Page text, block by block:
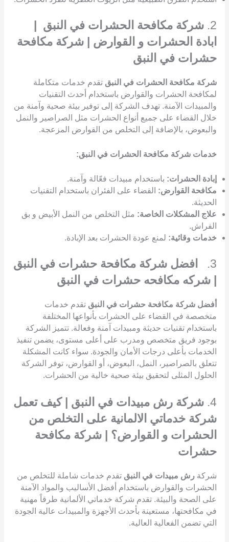
2. شركة مكافحة الحشرات في النبق |
ابادة الحشرات و القوارض | شركة مكافحة
حشرات في النبق
شركة مكافحة الحشرات في النبق تقدم خدمات متكاملة
لمكافحة الحشرات والقوارض باستخدام أحدث التقنيات
والمبيدات الآمنة. تهدف الشركة إلى توفير بيئة صحية وآمنة من
خلال القضاء على جميع أنواع الحشرات مثل الصراصير والنمل
والبعوض، بالإضافة إلى التخلص من القوارض المزعجة.
خدمات شركة مكافحة الحشرات في النبق:
إبادة الحشرات: باستخدام مبيدات فعّالة وآمنة.
مكافحة القوارض: القضاء على الفئران باستخدام التقنيات
الحديثة.
علاج المشكلات الخاصة: مثل التخلص من النمل الأبيض و بق
الفراش.
خدمات وقائية: لمنع عودة الحشرات بعد الإبادة.
3.
افضل شركة مكافحة حشرات في النبق
| شركه مكافحه حشرات في النبق
أفضل شركة مكافحة حشرات في النبق تقدم خدمات
متخصصة في القضاء على الحشرات بأنواعها المختلفة
باستخدام تقنيات حديثة ومبيدات آمنة وفعالة. تتميز الشركة
بوجود فريق متخصص ومدرب على أعلى مستوى، يضمن تنفيذ
الخدمات بأعلى درجات الأمان والجودة. سواء كانت المشكلة
تتعلق بالصراصير، النمل، البعوض، أو القوارض، توفر الشركة
الحلول المثلى لتحقيق بيئة صحية خالية من الحشرات.
4. شركة رش مبيدات في النبق | كيف تعمل
شركة خدماتي الالمانية على التخلص من
الحشرات و القوارض؟ | شركة مكافحة
حشرات
شركة رش مبيدات في النبق تقدم خدمات شاملة للتخلص من
الحشرات والقوارض باستخدام أفضل الأساليب والمواد الآمنة
على الصحة والبيئة. تقدم شركة خدماتي الألمانية طرقاً مهنية
في مكافحتها، مستعينة بأحدث الأجهزة والمبيدات عالية الجودة
التي تضمن الفعالية العالية.